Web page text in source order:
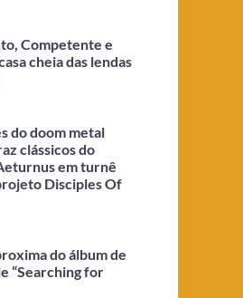
Competente e
cheia das lendas
do doom metal
clássicos do
em turnê
Disciples Of
do álbum de
“Searching for